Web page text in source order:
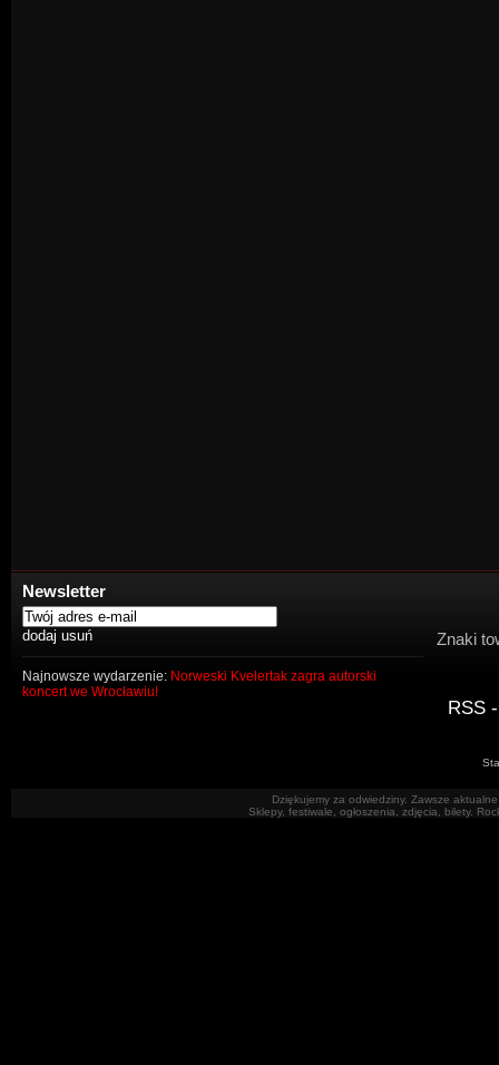
Newsletter
Najnowsze wydarzenie: Norweski Kvelertak zagra autorski
koncert we Wrocławiu!
Znaki
RSS
Dziękujemy za odwiedziny. Zawsze
Sklepy, festiwale, ogłoszenia, zdjęcia, bilety.